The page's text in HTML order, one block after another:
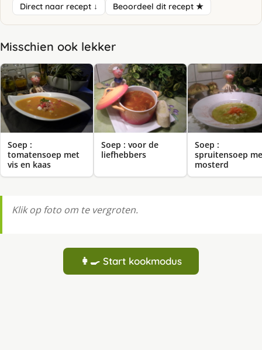
Direct naar recept ↓ Beoordeel dit recept ★
Misschien ook lekker
Soep :
tomatensoep met
vis en kaas
Soep : voor de
liefhebbers
Soep :
spruitensoep
mosterd
Klik op foto om te vergroten.
👩‍🍳 Start kookmodus